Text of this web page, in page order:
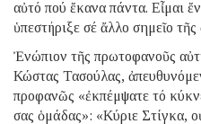
αὐτό πού ἔκανα πάντα. Εἶμαι
ὑπεστήριξε σέ ἄλλο σημεῖο τῆς
Ἐνώπιον τῆς πρωτοφανοῦς
Κώστας Τασούλας,
προφανῶς «ἐκπέμψατε τό
σας ὁμάδας»: «Κύριε Στίγκα,